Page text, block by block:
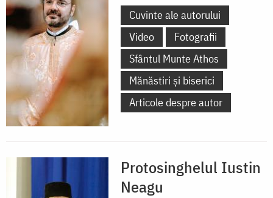
Cuvinte ale autorului
Video
Fotografii
Sfântul Munte Athos
Mănăstiri și biserici
Articole despre autor
Protosinghelul Iustin
Neagu